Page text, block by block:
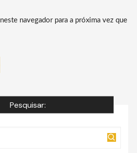
navegador para a próxima vez que
Pesquisar: